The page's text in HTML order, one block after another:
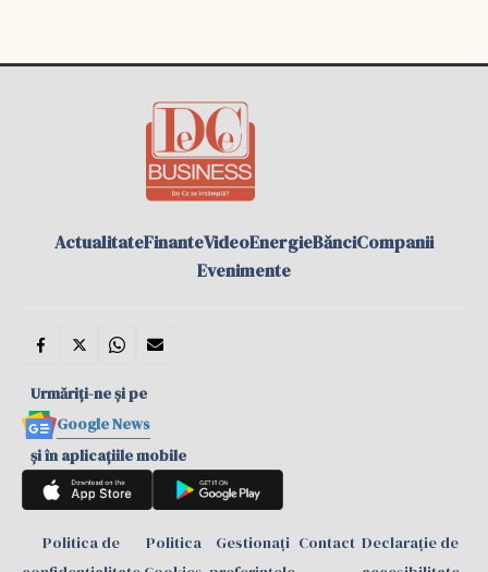
ActualitateFinanteVideoEnergieBănciCompanii
Evenimente
Urmăriți-ne și pe
Google News
și în aplicațiile mobile
Politica de
Politica
Gestionați Contact Declarație de